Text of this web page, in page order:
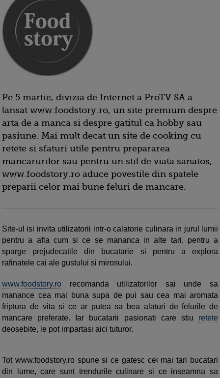
Pe 5 martie, divizia de Internet a ProTV SA a
lansat www.foodstory.ro, un site premium despre
arta de a manca si despre gatitul ca hobby sau
pasiune. Mai mult decat un site de cooking cu
retete si sfaturi utile pentru prepararea
mancarurilor sau pentru un stil de viata sanatos,
www.foodstory.ro aduce povestile din spatele
preparii celor mai bune feluri de mancare.
Site-ul isi invita utilizatorii intr-o calatorie culinara in jurul lumii
pentru a afla cum si ce se mananca in alte tari, pentru a
sparge prejudecatile din bucatarie si pentru a explora
rafinatele cai ale gustului si mirosului.
www.foodstory.ro recomanda utilizatorilor sai unde sa
manance cea mai buna supa de pui sau cea mai aromata
friptura de vita si ce ar putea sa bea alaturi de felurile de
mancare preferate. Iar bucatarii pasionati care stiu retete
deosebite, le pot impartasi aici tuturor.
Tot www.foodstory.ro spune si ce gatesc cei mai tari bucatari
din lume, care sunt trendurile culinare si ce inseamna sa